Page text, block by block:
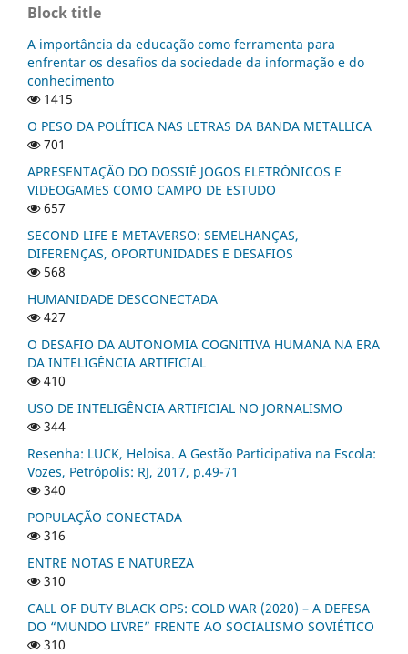
Block title
A importância da educação como ferramenta para
enfrentar os desafios da sociedade da informação e do
conhecimento
1415
O PESO DA POLÍTICA NAS LETRAS DA BANDA METALLICA
701
APRESENTAÇÃO DO DOSSIÊ JOGOS ELETRÔNICOS E
VIDEOGAMES COMO CAMPO DE ESTUDO
657
SECOND LIFE E METAVERSO: SEMELHANÇAS,
DIFERENÇAS, OPORTUNIDADES E DESAFIOS
568
HUMANIDADE DESCONECTADA
427
O DESAFIO DA AUTONOMIA COGNITIVA HUMANA NA ERA
DA INTELIGÊNCIA ARTIFICIAL
410
USO DE INTELIGÊNCIA ARTIFICIAL NO JORNALISMO
344
Resenha: LUCK, Heloisa. A Gestão Participativa na Escola:
Vozes, Petrópolis: RJ, 2017, p.49-71
340
POPULAÇÃO CONECTADA
316
ENTRE NOTAS E NATUREZA
310
CALL OF DUTY BLACK OPS: COLD WAR (2020) – A DEFESA
DO “MUNDO LIVRE” FRENTE AO SOCIALISMO SOVIÉTICO
310